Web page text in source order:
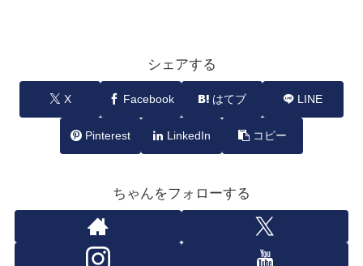
シェアする
X Facebook はてブ LINE
Pinterest LinkedIn コピー
ちゃんをフォローする